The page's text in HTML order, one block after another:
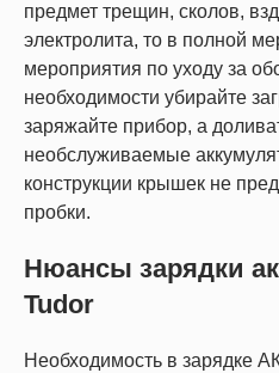
предмет трещин, сколов,
электролита, то в полной
мероприятия по уходу за
необходимости убирайте
заряжайте прибор, а
необслуживаемые
конструкции крышек не
пробки.
Нюансы зарядки
Tudor
Необходимость в зарядке